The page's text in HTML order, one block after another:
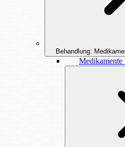
Behandlung: